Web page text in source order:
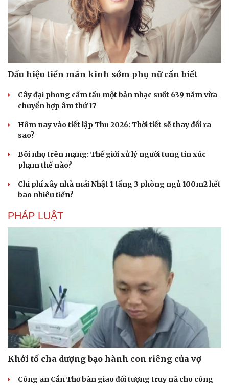
Dấu hiệu tiền mãn kinh sớm phụ nữ cần biết
Cây đại phong cầm tấu một bản nhạc suốt 639 năm vừa
chuyển hợp âm thứ 17
Hôm nay vào tiết lập Thu 2026: Thời tiết sẽ thay đổi ra
sao?
Bôi nhọ trên mạng: Thế giới xử lý người tung tin xúc
phạm thế nào?
Chi phí xây nhà mái Nhật 1 tầng 3 phòng ngủ 100m2 hết
bao nhiêu tiền?
PHÁP LUẬT
Khởi tố cha dượng bạo hành con riêng của vợ
Công an Cần Thơ bàn giao đối tượng truy nã cho công